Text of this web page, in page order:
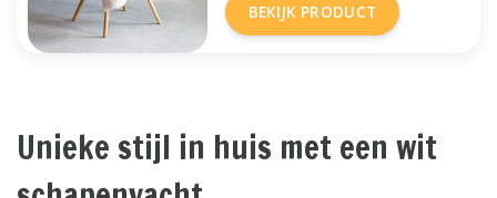
BEKIJK PRODUCT
Unieke stijl in huis met een wit